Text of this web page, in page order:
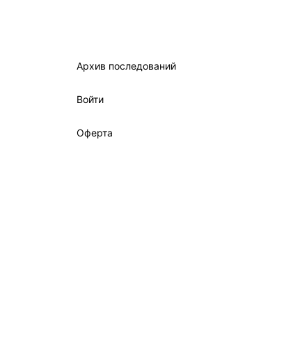
Архив последований
Войти
Оферта